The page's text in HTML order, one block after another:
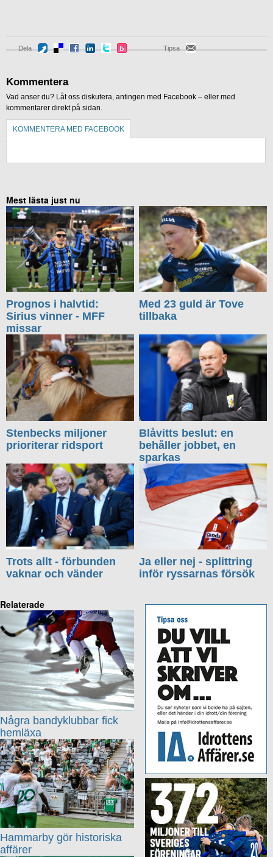
Dela Tipsa
Kommentera
Vad anser du? Låt oss diskutera, antingen med Facebook – eller med
kommentarer direkt på sidan.
KOMMENTERA MED FACEBOOK
Mest lästa just nu
Prognos i halvtid:
Sirius vinner - MFF
missar
Med 23 guld är Tove
tillbaka
Stenbecks miljoner
prioriterar ridsport
Blåvitts beslut: en
behåller jobbet, en
sparkas
Trots allt - förbunden
vaknar och vänder
Ja eller nej - splittring
inför ryssarnas försök
Relaterade
Några bandyklubbar fick
hemläxa
Hammarby gör historiska
affärer